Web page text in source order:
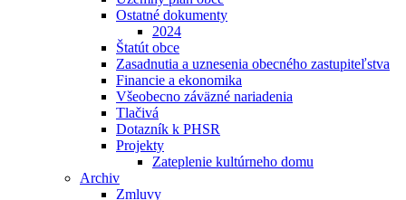
Ostatné dokumenty
2024
Štatút obce
Zasadnutia a uznesenia obecného zastupiteľstva
Financie a ekonomika
Všeobecno záväzné nariadenia
Tlačivá
Dotazník k PHSR
Projekty
Zateplenie kultúrneho domu
Archiv
Zmluvy